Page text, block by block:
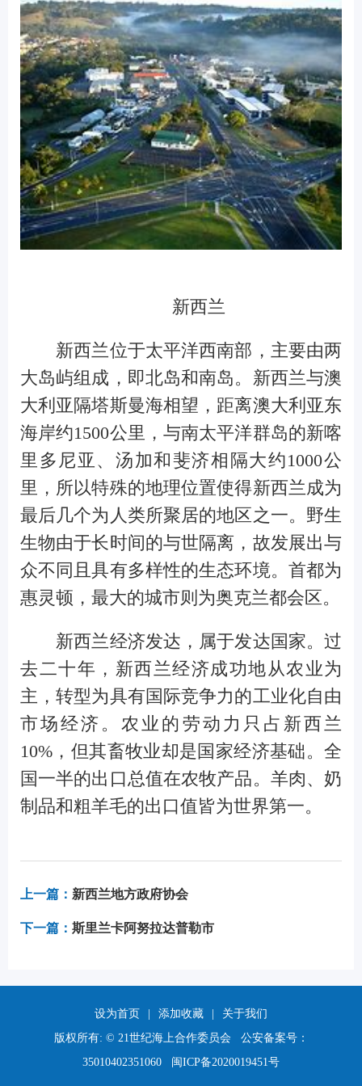
新西兰
新西兰位于太平洋西南部，主要由两
大岛屿组成，即北岛和南岛。新西兰与澳
大利亚隔塔斯曼海相望，距离澳大利亚东
海岸约1500公里，与南太平洋群岛的新喀
里多尼亚、汤加和斐济相隔大约1000公
里，所以特殊的地理位置使得新西兰成为
最后几个为人类所聚居的地区之一。野生
生物由于长时间的与世隔离，故发展出与
众不同且具有多样性的生态环境。首都为
惠灵顿，最大的城市则为奥克兰都会区。
新西兰经济发达，属于发达国家。过
去二十年，新西兰经济成功地从农业为
主，转型为具有国际竞争力的工业化自由
市场经济。农业的劳动力只占新西兰
10%，但其畜牧业却是国家经济基础。全
国一半的出口总值在农牧产品。羊肉、奶
制品和粗羊毛的出口值皆为世界第一。
上一篇： 新西兰地方政府协会
下一篇： 斯里兰卡阿努拉达普勒市
设为首页 添加收藏
关于我们
版权所有: © 21世纪海上合作委员会 公安备案号：
35010402351060 闽ICP备2020019451号